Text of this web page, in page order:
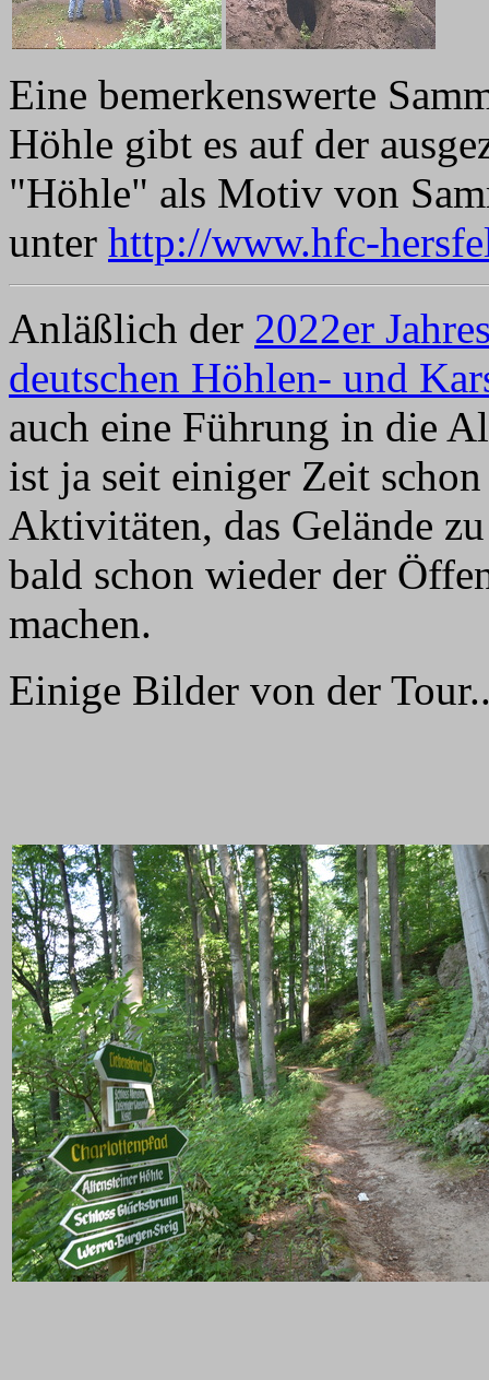
Eine bemerkenswerte
Höhle gibt es auf der
"Höhle" als Motiv von
unter http://www.hfc-
Anläßlich der 2022er
deutschen Höhlen- und
auch eine Führung in die
ist ja seit einiger Zeit
Aktivitäten, das Gelände
bald schon wieder der
machen.
Einige Bilder von der